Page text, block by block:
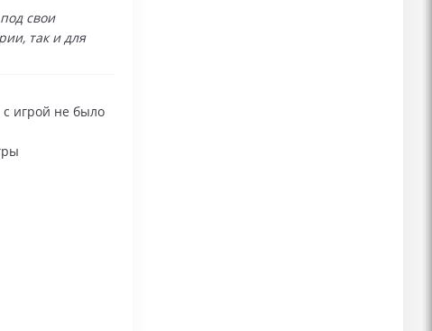
свои
так и для
игрой не было